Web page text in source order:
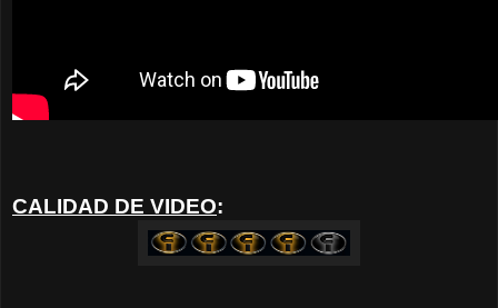
CALIDAD DE VIDEO: